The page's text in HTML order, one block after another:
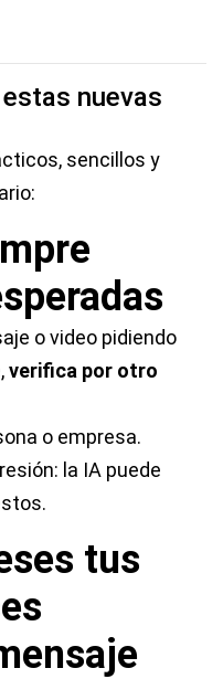
nuevas
sencillos y
o video pidiendo
verifica por otro
o empresa.
la IA puede
tus